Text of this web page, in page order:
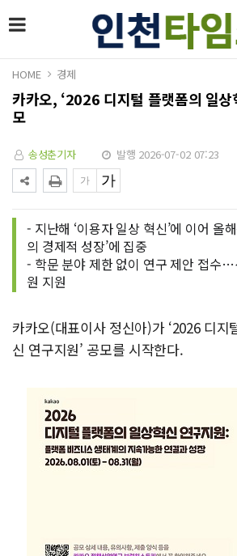
HOME 경제
카카오, ‘2026 디지털 플랫폼의 일상
모
송성춘기자 발행 2026-07-02 07:23
- 지난해 ‘이용자 일상 혁신’에 이어 올
의 경제적 성장’에 집중
- 학문 분야 제한 없이 연구 제안 접수
원 지원
카카오(대표이사 정신아)가 ‘2026 디지
신 연구지원’ 공모를 시작한다.